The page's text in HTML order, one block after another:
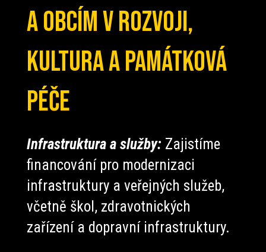
a obcím v rozvoji,
kultura a památková
péče
Infrastruktura a služby: Zajistíme
financování pro modernizaci
infrastruktury a veřejných služeb,
včetně škol, zdravotnických
zařízení a dopravní infrastruktury.